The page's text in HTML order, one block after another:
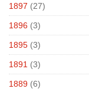
1897 (27)
1896 (3)
1895 (3)
1891 (3)
1889 (6)